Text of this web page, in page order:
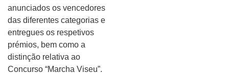
anunciados os vencedores
das diferentes categorias e
entregues os respetivos
prémios, bem como a
distinção relativa ao
Concurso “Marcha Viseu”.